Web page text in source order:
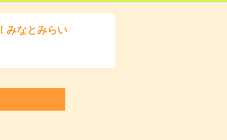
みなとみらい